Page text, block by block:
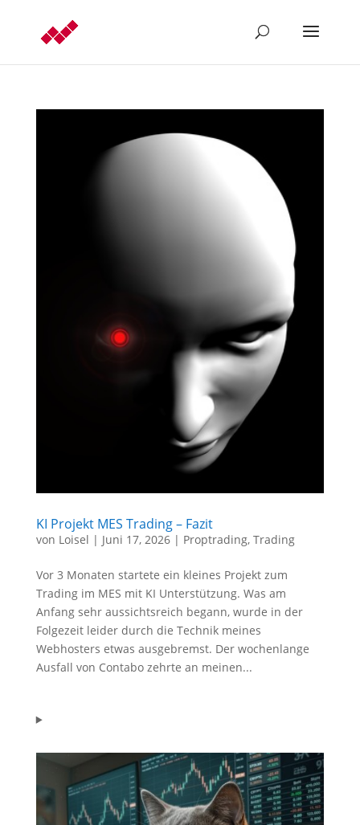
KI Projekt MES Trading – Fazit
von Loisel | Juni 17, 2026| Proptrading, Trading
Vor 3 Monaten startete ein kleines Projekt zum
Trading im MES mit KI Unterstützung. Was am
Anfang sehr aussichtsreich begann, wurde in der
Folgezeit leider durch die Technik meines
Webhosters etwas ausgebremst. Der wochenlange
Ausfall von Contabo zehrte an meinen...